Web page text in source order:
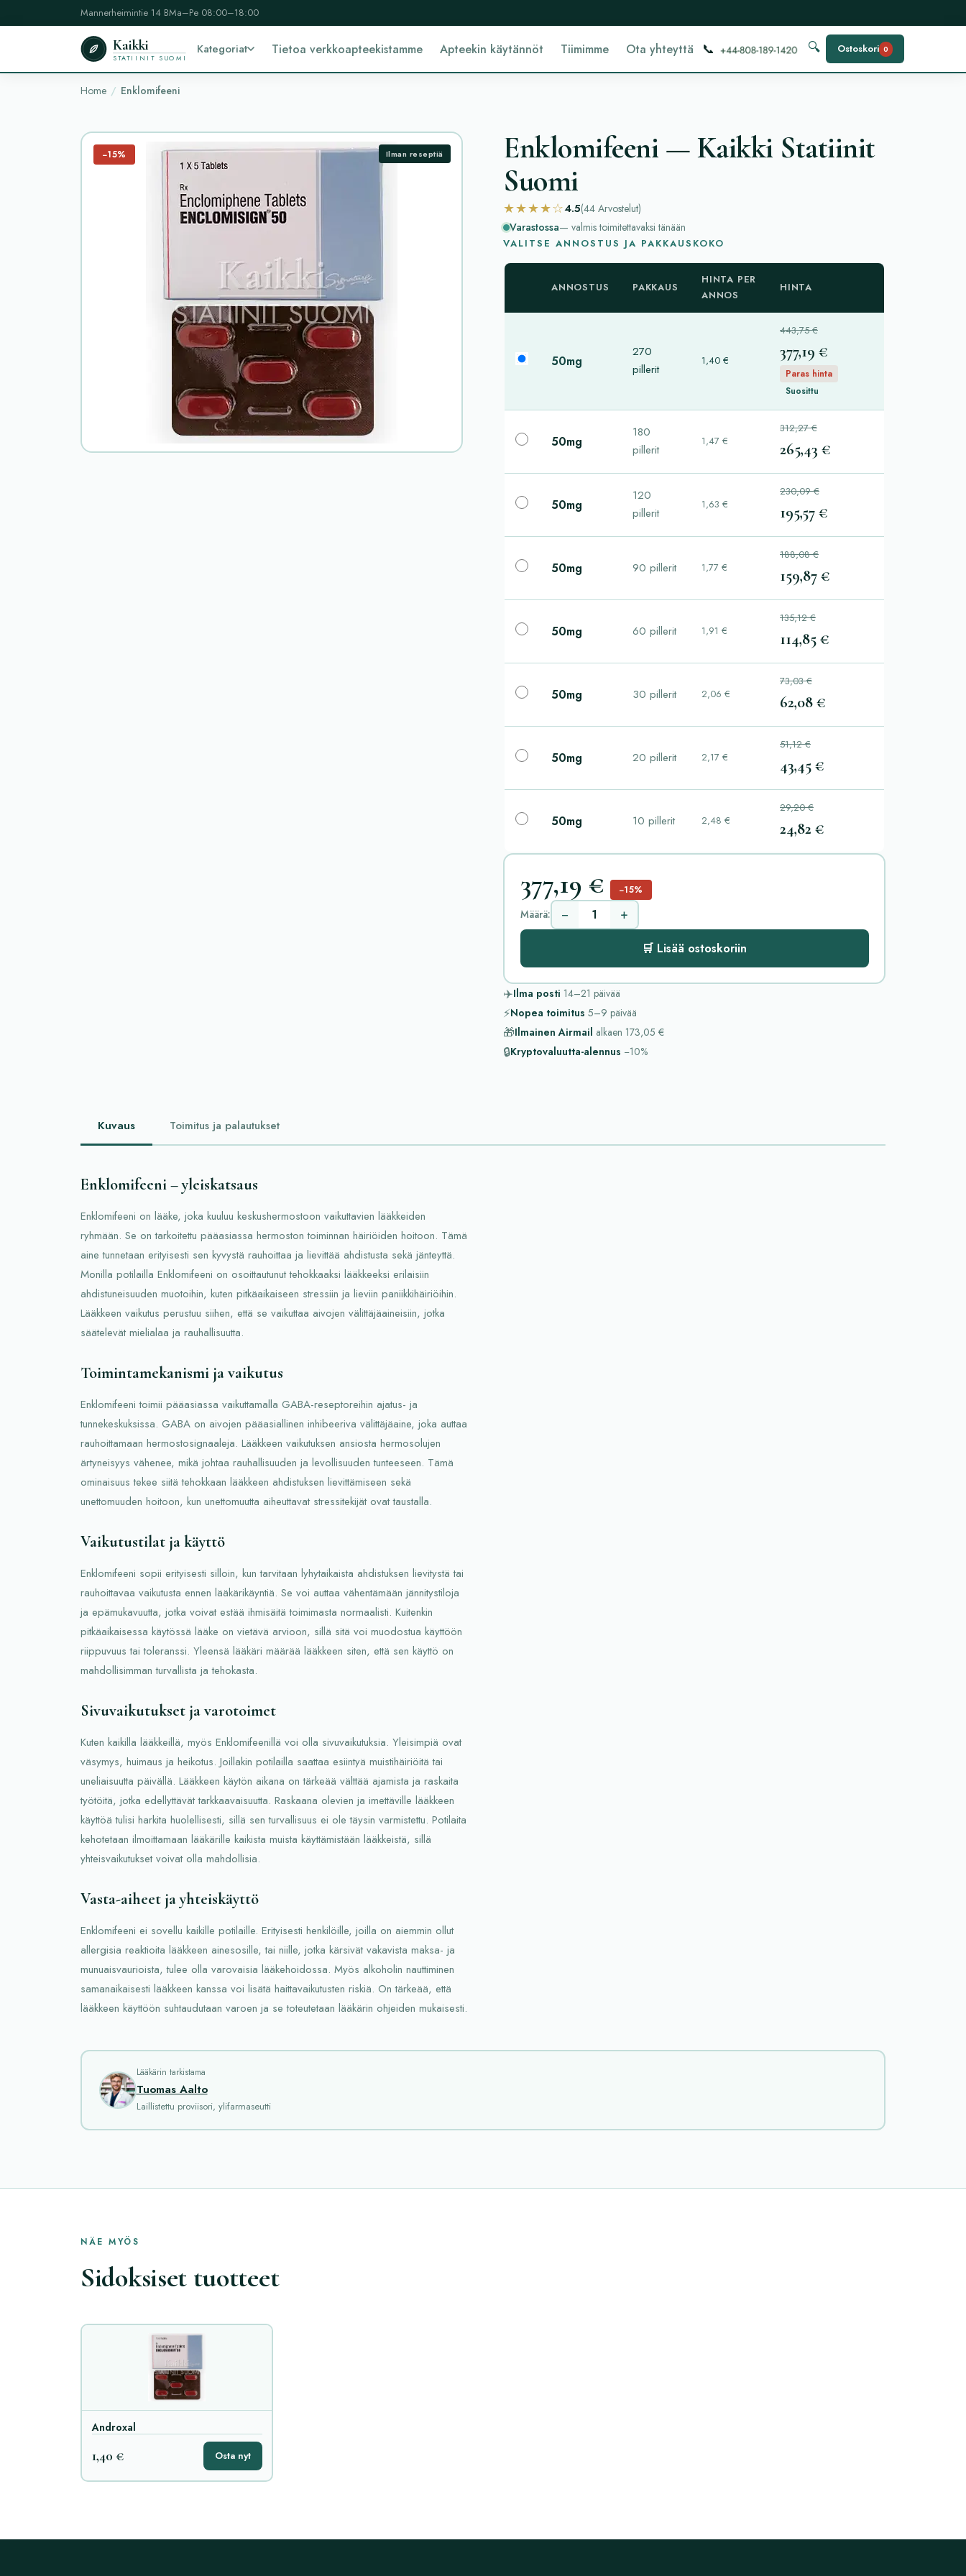
Mannerheimintie 14 BMa–Pe 08:00–18:00
Kaikki
STATIINIT SUOMI
Kategoriat Tietoa verkkoapteekistamme Apteekin käytännöt Tiimimme Ota yhteyttä 📞 🔍 Ostoskori 0
Home Enklomifeeni
−15% Ilman reseptiä
Enklomifeeni — Kaikki Statiinit
Suomi
★★★★☆4.5(44 Arvostelut)
Varastossa— valmis toimitettavaksi tänään
VALITSE ANNOSTUS JA PAKKAUSKOKO
ANNOSTUS PAKKAUS
HINTA PER
ANNOS
HINTA
50mg
270
pillerit
1,40 €
443,75 €
377,19 €
Paras hinta
Suosittu
50mg
180
pillerit
1,47 €
312,27 €
265,43 €
50mg
120
pillerit
1,63 €
230,09 €
195,57 €
50mg 90 pillerit 1,77 €
188,08 €
159,87 €
50mg 60 pillerit 1,91 €
135,12 €
114,85 €
50mg 30 pillerit 2,06 €
73,03 €
62,08 €
50mg 20 pillerit 2,17 €
51,12 €
43,45 €
50mg 10 pillerit 2,48 €
29,20 €
24,82 €
377,19 € −15%
Määrä: − +
🛒 Lisää ostoskoriin
✈️Ilma posti 14–21 päivää
⚡Nopea toimitus 5–9 päivää
🎁Ilmainen Airmail alkaen 173,05 €
🔒Kryptovaluutta-alennus −10%
Kuvaus Toimitus ja palautukset
Enklomifeeni – yleiskatsaus
Enklomifeeni on lääke, joka kuuluu keskushermostoon vaikuttavien lääkkeiden
ryhmään. Se on tarkoitettu pääasiassa hermoston toiminnan häiriöiden hoitoon. Tämä
aine tunnetaan erityisesti sen kyvystä rauhoittaa ja lievittää ahdistusta sekä jänteyttä.
Monilla potilailla Enklomifeeni on osoittautunut tehokkaaksi lääkkeeksi erilaisiin
ahdistuneisuuden muotoihin, kuten pitkäaikaiseen stressiin ja lieviin paniikkihäiriöihin.
Lääkkeen vaikutus perustuu siihen, että se vaikuttaa aivojen välittäjäaineisiin, jotka
säätelevät mielialaa ja rauhallisuutta.
Toimintamekanismi ja vaikutus
Enklomifeeni toimii pääasiassa vaikuttamalla GABA-reseptoreihin ajatus- ja
tunnekeskuksissa. GABA on aivojen pääasiallinen inhibeeriva välittäjäaine, joka auttaa
rauhoittamaan hermostosignaaleja. Lääkkeen vaikutuksen ansiosta hermosolujen
ärtyneisyys vähenee, mikä johtaa rauhallisuuden ja levollisuuden tunteeseen. Tämä
ominaisuus tekee siitä tehokkaan lääkkeen ahdistuksen lievittämiseen sekä
unettomuuden hoitoon, kun unettomuutta aiheuttavat stressitekijät ovat taustalla.
Vaikutustilat ja käyttö
Enklomifeeni sopii erityisesti silloin, kun tarvitaan lyhytaikaista ahdistuksen lievitystä tai
rauhoittavaa vaikutusta ennen lääkärikäyntiä. Se voi auttaa vähentämään jännitystiloja
ja epämukavuutta, jotka voivat estää ihmisäitä toimimasta normaalisti. Kuitenkin
pitkäaikaisessa käytössä lääke on vietävä arvioon, sillä sitä voi muodostua käyttöön
riippuvuus tai toleranssi. Yleensä lääkäri määrää lääkkeen siten, että sen käyttö on
mahdollisimman turvallista ja tehokasta.
Sivuvaikutukset ja varotoimet
Kuten kaikilla lääkkeillä, myös Enklomifeenillä voi olla sivuvaikutuksia. Yleisimpiä ovat
väsymys, huimaus ja heikotus. Joillakin potilailla saattaa esiintyä muistihäiriöitä tai
uneliaisuutta päivällä. Lääkkeen käytön aikana on tärkeää välttää ajamista ja raskaita
työtöitä, jotka edellyttävät tarkkaavaisuutta. Raskaana olevien ja imettäville lääkkeen
käyttöä tulisi harkita huolellisesti, sillä sen turvallisuus ei ole täysin varmistettu. Potilaita
kehotetaan ilmoittamaan lääkärille kaikista muista käyttämistään lääkkeistä, sillä
yhteisvaikutukset voivat olla mahdollisia.
Vasta-aiheet ja yhteiskäyttö
Enklomifeeni ei sovellu kaikille potilaille. Erityisesti henkilöille, joilla on aiemmin ollut
allergisia reaktioita lääkkeen ainesosille, tai niille, jotka kärsivät vakavista maksa- ja
munuaisvaurioista, tulee olla varovaisia lääkehoidossa. Myös alkoholin nauttiminen
samanaikaisesti lääkkeen kanssa voi lisätä haittavaikutusten riskiä. On tärkeää, että
lääkkeen käyttöön suhtaudutaan varoen ja se toteutetaan lääkärin ohjeiden mukaisesti.
Lääkärin tarkistama
Tuomas Aalto
Laillistettu proviisori, ylifarmaseutti
NÄE MYÖS
Sidoksiset tuotteet
Androxal
1,40 € Osta nyt